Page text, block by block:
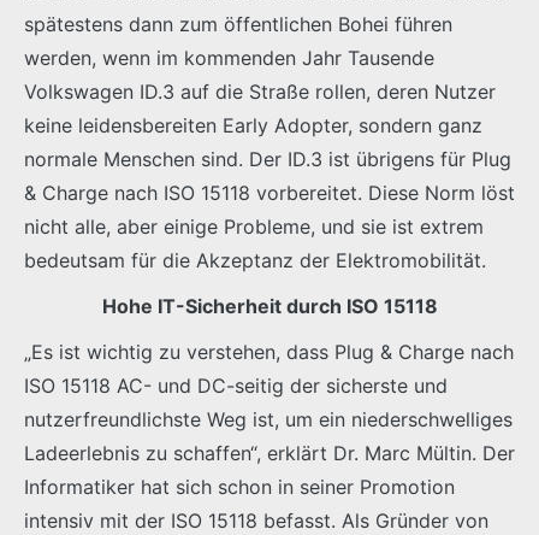
spätestens dann zum öffentlichen Bohei führen
werden, wenn im kommenden Jahr Tausende
Volkswagen ID.3 auf die Straße rollen, deren Nutzer
keine leidensbereiten Early Adopter, sondern ganz
normale Menschen sind. Der ID.3 ist übrigens für Plug
& Charge nach ISO 15118 vorbereitet. Diese Norm löst
nicht alle, aber einige Probleme, und sie ist extrem
bedeutsam für die Akzeptanz der Elektromobilität.
Hohe IT-Sicherheit durch ISO 15118
„Es ist wichtig zu verstehen, dass Plug & Charge nach
ISO 15118 AC- und DC-seitig der sicherste und
nutzerfreundlichste Weg ist, um ein niederschwelliges
Ladeerlebnis zu schaffen“, erklärt Dr. Marc Mültin. Der
Informatiker hat sich schon in seiner Promotion
intensiv mit der ISO 15118 befasst. Als Gründer von